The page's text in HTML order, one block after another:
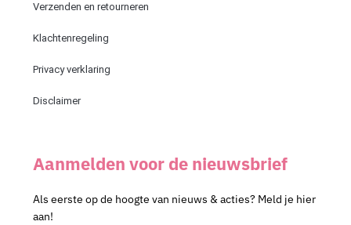
Verzenden en retourneren
Klachtenregeling
Privacy verklaring
Disclaimer
Aanmelden voor de nieuwsbrief
Als eerste op de hoogte van nieuws & acties? Meld je hier
aan!